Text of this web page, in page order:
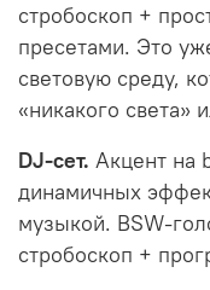
стробоскоп +
пресетами. Это
световую среду,
«никакого света»
DJ-сет. Акцент на
динамичных
музыкой. BSW-
стробоскоп +